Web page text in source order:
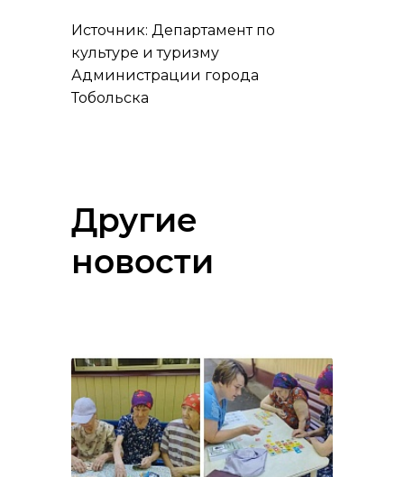
Источник: Департамент по
культуре и туризму
Администрации города
Тобольска
Другие
новости